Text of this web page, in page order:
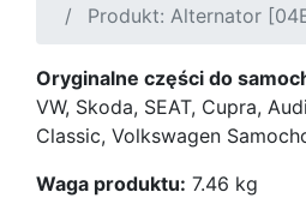
Produkt: Alternator
Oryginalne części do
VW, Skoda, SEAT, Cupra,
Classic, Volkswagen
Waga produktu: 7.46 kg